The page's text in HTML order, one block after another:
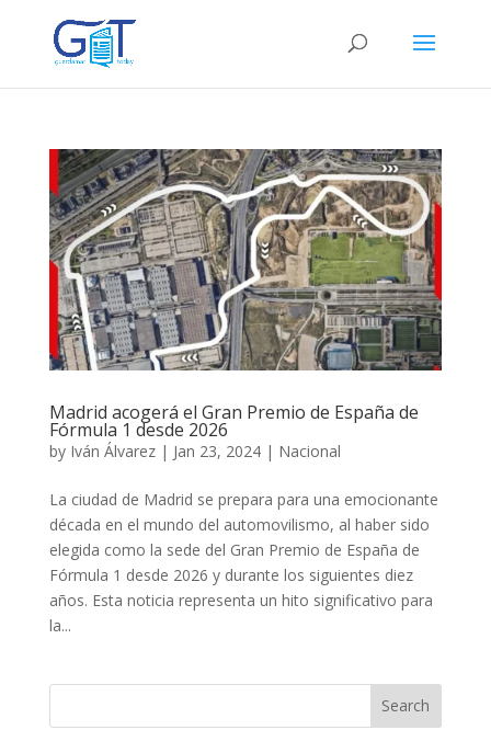
Madrid acogerá el Gran Premio de España de
Fórmula 1 desde 2026
by Iván Álvarez| Jan 23, 2024| Nacional
La ciudad de Madrid se prepara para una emocionante
década en el mundo del automovilismo, al haber sido
elegida como la sede del Gran Premio de España de
Fórmula 1 desde 2026 y durante los siguientes diez
años. Esta noticia representa un hito significativo para
la...
Search